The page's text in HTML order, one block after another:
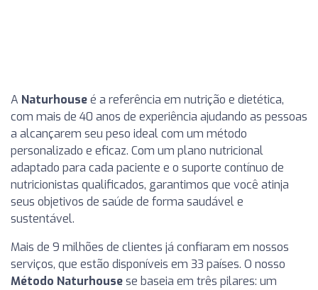
A Naturhouseé a referência em nutrição e dietética,
com mais de 40 anos de experiência ajudando as pessoas
a alcançarem seu peso ideal com um método
personalizado e eficaz. Com um plano nutricional
adaptado para cada paciente e o suporte contínuo de
nutricionistas qualificados, garantimos que você atinja
seus objetivos de saúde de forma saudável e
sustentável.
Mais de 9 milhões de clientes já confiaram em nossos
serviços, que estão disponíveis em 33 países. O nosso
Método Naturhousese baseia em três pilares: um